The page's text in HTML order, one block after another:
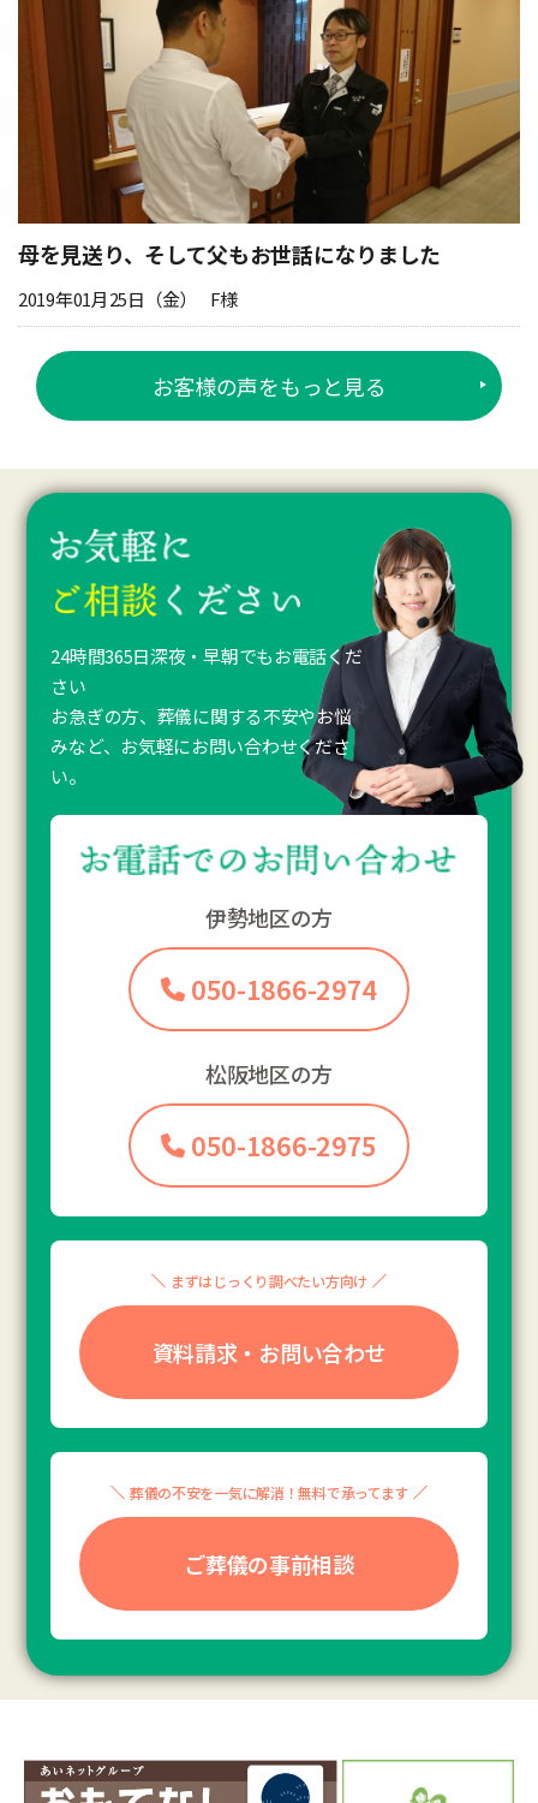
母を見送り、そして父もお世話になりました
2019年01月25日（金） F様
お客様の声をもっと見る
24時間365日深夜・早朝でもお電話くだ
さい
お急ぎの方、葬儀に関する不安やお悩
みなど、お気軽にお問い合わせくださ
い。
伊勢地区の方
050-1866-2974
松阪地区の方
050-1866-2975
まずはじっくり調べたい方向け
資料請求・お問い合わせ
葬儀の不安を一気に解消！無料で承ってます
ご葬儀の事前相談